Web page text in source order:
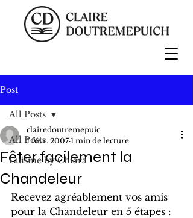
Post
All Posts
Cuisine by Chiara
All Posts
Fêter facilement la
Chandeleur
clairedoutremepuic
1 févr. 2007 1 min de lecture
Recevez agréablement vos amis
pour la Chandeleur en 5 étapes :